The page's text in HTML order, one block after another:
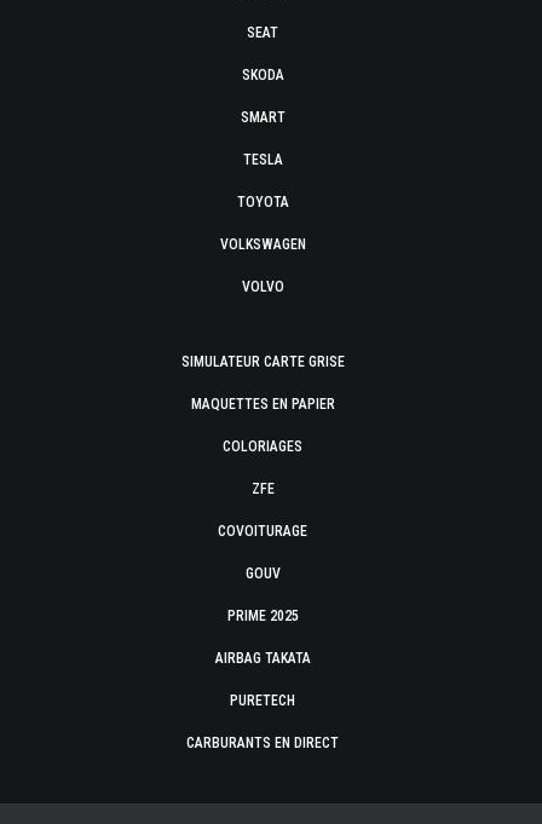
SEAT
SKODA
SMART
TESLA
TOYOTA
VOLKSWAGEN
VOLVO
SIMULATEUR CARTE GRISE
MAQUETTES EN PAPIER
COLORIAGES
ZFE
COVOITURAGE
GOUV
PRIME 2025
AIRBAG TAKATA
PURETECH
CARBURANTS EN DIRECT